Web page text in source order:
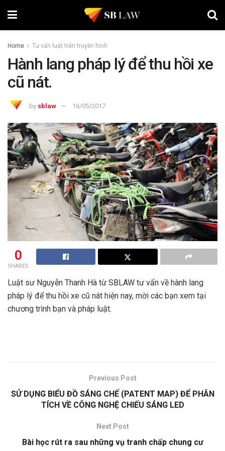
Home Tư vấn luật trên truyền hình
Hành lang pháp lý để thu hồi xe
cũ nát.
by sblaw 16/05/2017
0
SHARES
Luật sư Nguyễn Thanh Hà từ SBLAW tư vấn về hành lang
pháp lý để thu hồi xe cũ nát hiện nay, mời các bạn xem tại
chương trình bạn và pháp luật.
Previous Post
SỬ DỤNG BIỂU ĐỒ SÁNG CHẾ (PATENT MAP) ĐỂ PHÂN
TÍCH VỀ CÔNG NGHỆ CHIẾU SÁNG LED
Next Post
Bài học rút ra sau những vụ tranh chấp chung cư